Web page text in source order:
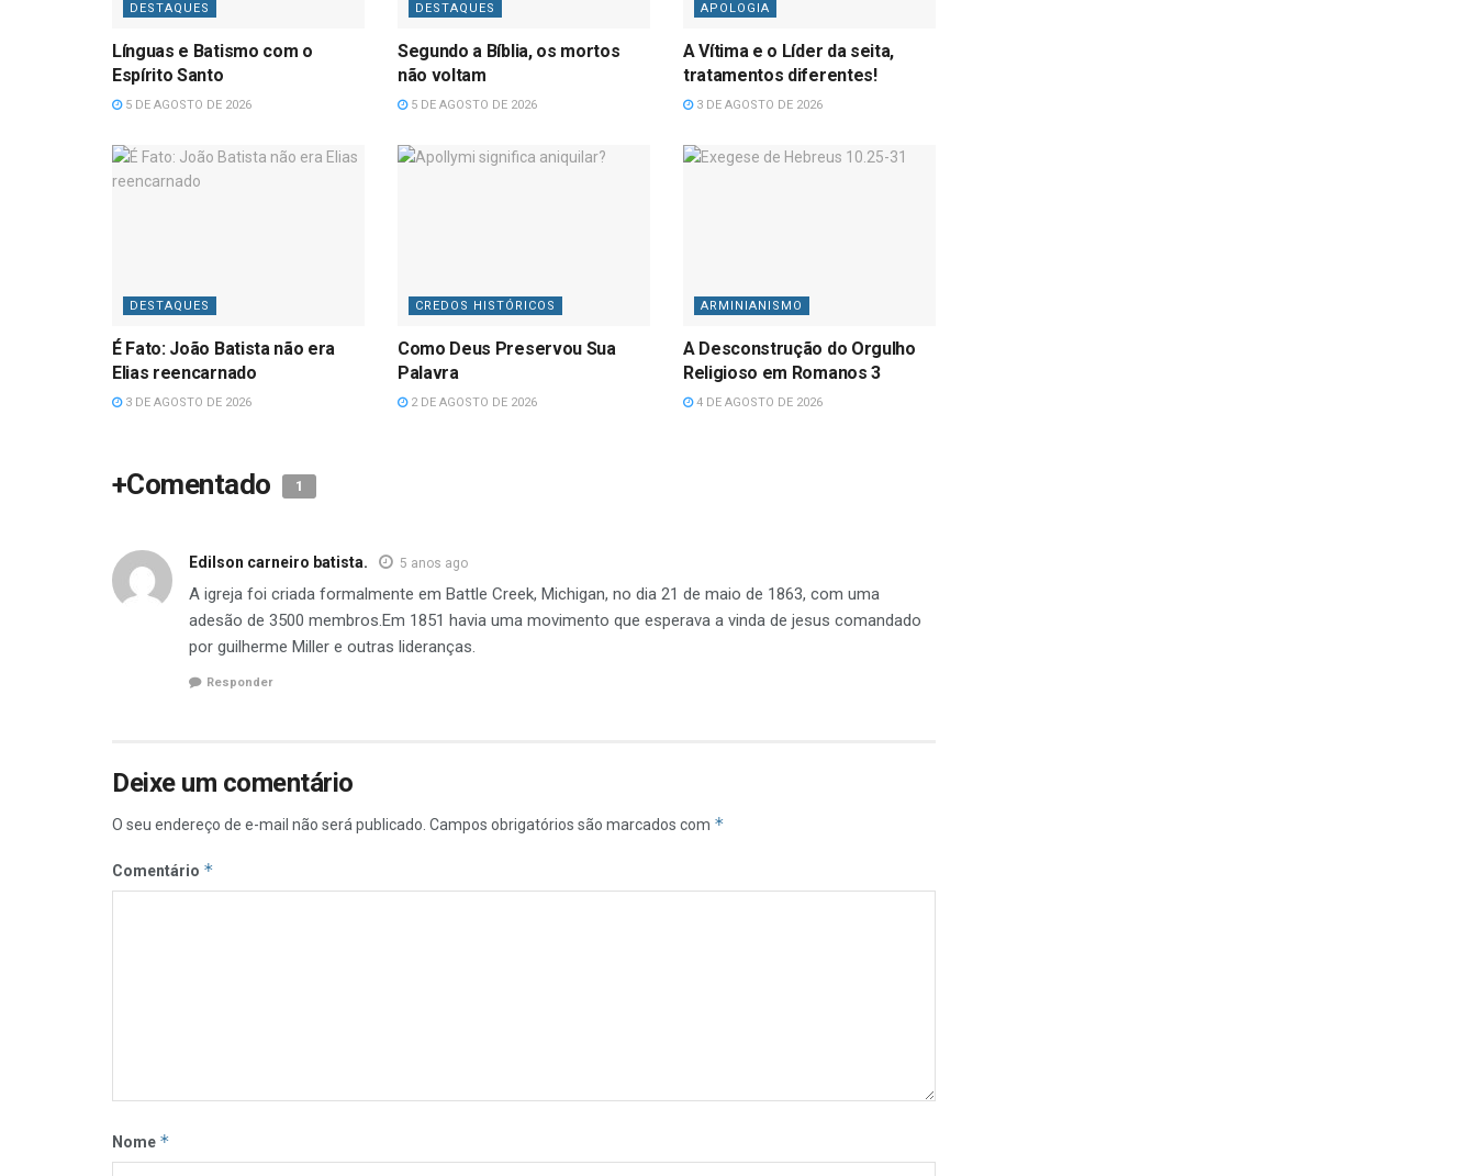
DESTAQUES
Línguas e Batismo com o
Espírito Santo
5 DE AGOSTO DE 2026
DESTAQUES
Segundo a Bíblia, os mortos
não voltam
5 DE AGOSTO DE 2026
APOLOGIA
A Vítima e o Líder da seita,
tratamentos diferentes!
3 DE AGOSTO DE 2026
DESTAQUES
É Fato: João Batista não era
Elias reencarnado
3 DE AGOSTO DE 2026
CREDOS HISTÓRICOS
Como Deus Preservou Sua
Palavra
2 DE AGOSTO DE 2026
ARMINIANISMO
A Desconstrução do Orgulho
Religioso em Romanos 3
4 DE AGOSTO DE 2026
+Comentado 1
Edilson carneiro batista. 5 anos ago
A igreja foi criada formalmente em Battle Creek, Michigan, no dia 21 de maio de 1863, com uma
adesão de 3500 membros.Em 1851 havia uma movimento que esperava a vinda de jesus comandado
por guilherme Miller e outras lideranças.
Responder
Deixe um comentário
O seu endereço de e-mail não será publicado. Campos obrigatórios são marcados com *
Comentário *
Nome *